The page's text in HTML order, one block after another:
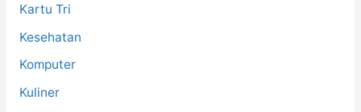
Kartu Tri
Kesehatan
Komputer
Kuliner